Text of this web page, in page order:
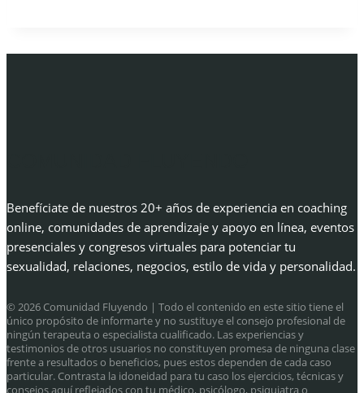
Benefíciate de nuestros 20+ años de experiencia en coaching
online, comunidades de aprendizaje y apoyo en línea, eventos
presenciales y congresos virtuales para potenciar tu
sexualidad, relaciones, negocios, estilo de vida y personalidad.
© 2026 Comunidad Fluyendo | Todo el contenido en este sitio tiene el
único propósito de informarte y no sustituye el consejo profesional de
ningún terapeuta o especialista cualificado. Las experiencias y
testimonios de otros usuarios no constituyen promesa de ninguna clase
frente a resultados o beneficios, pues estos dependen de cada caso
particular. Contrasta la idoneidad para tu caso los ejercicios, técnicas y
consejos aquí reflejados con tu médico, psicólogo, psiquiatra o